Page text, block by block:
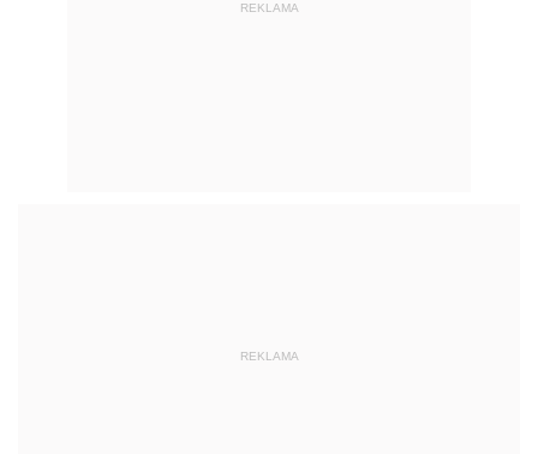
REKLAMA
REKLAMA